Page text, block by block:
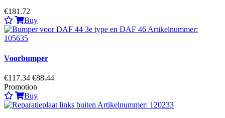
€181.72
Buy
Voorbumper
€117.34 €88.44
Promotion
Buy